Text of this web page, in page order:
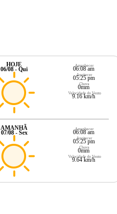
HOJE
06/08 - Qui
Amanhecer
06:08 am
Anoitecer
05:25 pm
Chuva
0mm
Velocidade do Vento
9.16 km/h
AMANHÃ
07/08 - Sex
Amanhecer
06:08 am
Anoitecer
05:25 pm
Chuva
0mm
Velocidade do Vento
9.64 km/h